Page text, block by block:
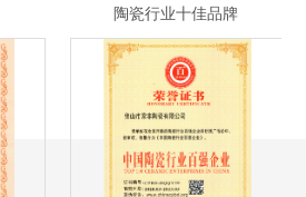
陶瓷行业十佳品牌